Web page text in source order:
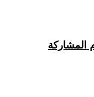
المشاركة